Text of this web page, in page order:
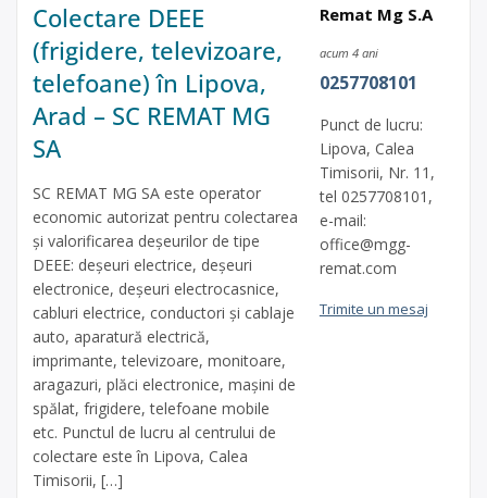
Colectare DEEE
(frigidere, televizoare,
telefoane) în Lipova,
Arad – SC REMAT MG
SA
SC REMAT MG SA este operator
economic autorizat pentru colectarea
și valorificarea deșeurilor de tipe
DEEE: deșeuri electrice, deșeuri
electronice, deșeuri electrocasnice,
cabluri electrice, conductori și cablaje
auto, aparatură electrică,
imprimante, televizoare, monitoare,
aragazuri, plăci electronice, mașini de
spălat, frigidere, telefoane mobile
etc. Punctul de lucru al centrului de
colectare este în Lipova, Calea
Timisorii, […]
Remat Mg S.A
acum 4 ani
0257708101
Punct de lucru:
Lipova, Calea
Timisorii, Nr. 11,
tel 0257708101,
e-mail:
office@mgg-
remat.com
Trimite un mesaj